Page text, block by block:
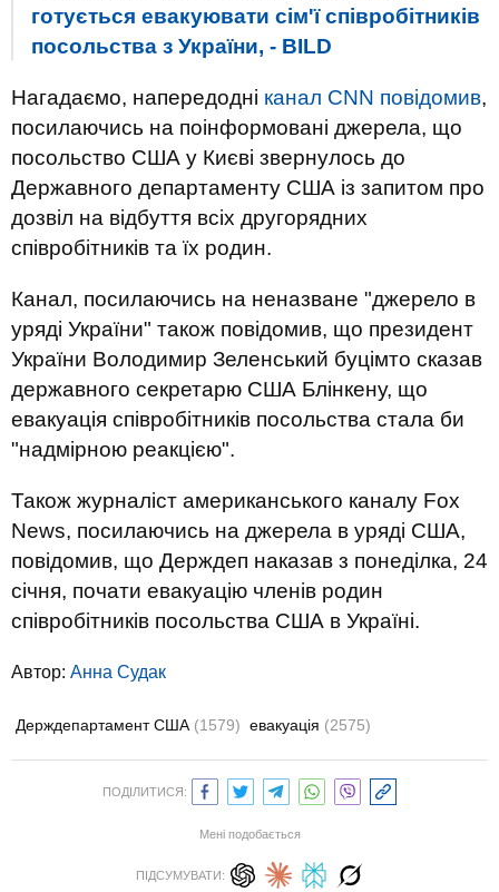
готується евакуювати сім'ї співробітників
посольства з України, - BILD
Нагадаємо, напередодні канал CNN повідомив,
посилаючись на поінформовані джерела, що
посольство США у Києві звернулось до
Державного департаменту США із запитом про
дозвіл на відбуття всіх другорядних
співробітників та їх родин.
Канал, посилаючись на неназване "джерело в
уряді України" також повідомив, що президент
України Володимир Зеленський буцімто сказав
державного секретарю США Блінкену, що
евакуація співробітників посольства стала би
"надмірною реакцією".
Також журналіст американського каналу Fox
News, посилаючись на джерела в уряді США,
повідомив, що Держдеп наказав з понеділка, 24
січня, почати евакуацію членів родин
співробітників посольства США в Україні.
Автор: Анна Судак
Держдепартамент США (1579) евакуація (2575)
ПОДІЛИТИСЯ:
Мені подобається
ПІДСУМУВАТИ: